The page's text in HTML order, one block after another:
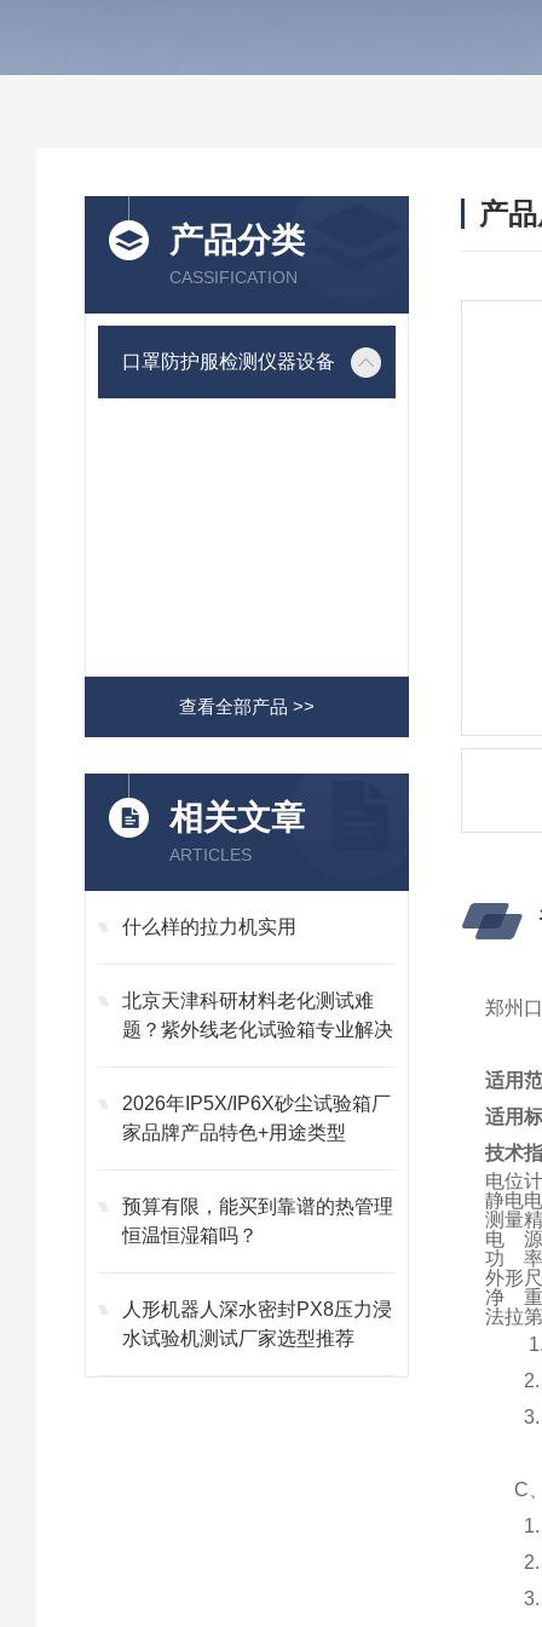
产品分类
CASSIFICATION
口罩防护服检测仪器设备
查看全部产品 >>
相关文章
ARTICLES
什么样的拉力机实用
​北京天津科研材料老化测试难
题？紫外线老化试验箱专业解决
2026年IP5X/IP6X砂尘试验箱厂
家品牌产品特色+用途类型
预算有限，能买到靠谱的热管理
恒温恒湿箱吗？
人形机器人深水密封PX8压力浸
水试验机测试厂家选型推荐
产
郑州
适用
适用
技术
电位
静电
测量
电 源
功 率
外形
净 重
法拉
1.
2.
3.
C、
1.
2.
3.